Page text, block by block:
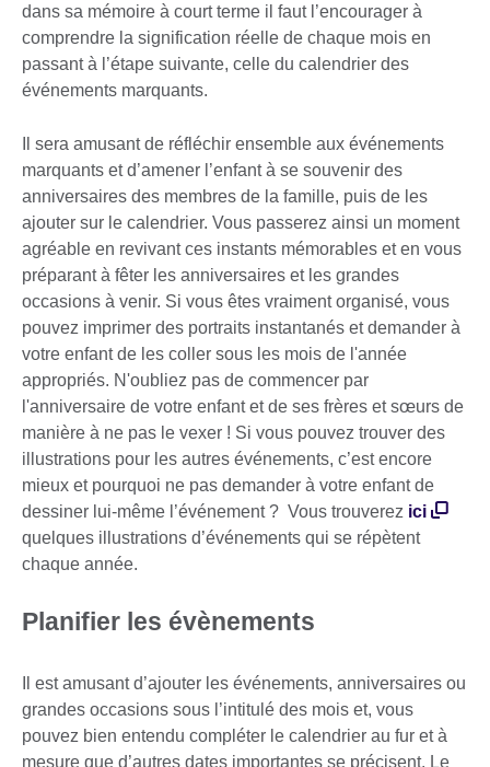
dans sa mémoire à court terme il faut l’encourager à
comprendre la signification réelle de chaque mois en
passant à l’étape suivante, celle du calendrier des
événements marquants.
Il sera amusant de réfléchir ensemble aux événements
marquants et d’amener l’enfant à se souvenir des
anniversaires des membres de la famille, puis de les
ajouter sur le calendrier. Vous passerez ainsi un moment
agréable en revivant ces instants mémorables et en vous
préparant à fêter les anniversaires et les grandes
occasions à venir. Si vous êtes vraiment organisé, vous
pouvez imprimer des portraits instantanés et demander à
votre enfant de les coller sous les mois de l'année
appropriés. N'oubliez pas de commencer par
l'anniversaire de votre enfant et de ses frères et sœurs de
manière à ne pas le vexer ! Si vous pouvez trouver des
illustrations pour les autres événements, c’est encore
mieux et pourquoi ne pas demander à votre enfant de
dessiner lui-même l’événement ? Vous trouverez ici
quelques illustrations d’événements qui se répètent
chaque année.
Planifier les évènements
Il est amusant d’ajouter les événements, anniversaires ou
grandes occasions sous l’intitulé des mois et, vous
pouvez bien entendu compléter le calendrier au fur et à
mesure que d’autres dates importantes se précisent. Le